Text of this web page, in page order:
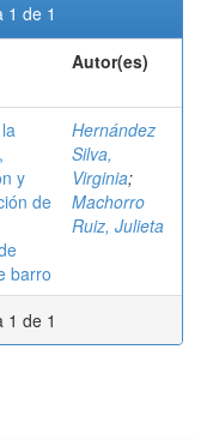
1 de 1
Autor(es)
y
de
barro
Hernández
Silva,
Virginia;
Machorro
Ruiz, Julieta
1 de 1